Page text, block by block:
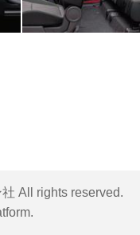
All rights reserved.
.